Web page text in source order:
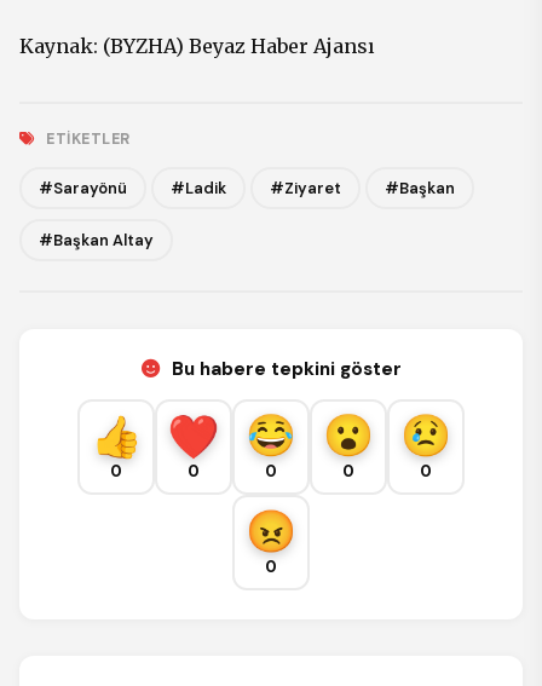
Kaynak: (BYZHA) Beyaz Haber Ajansı
ETIKETLER
#Sarayönü #Ladik #Ziyaret #Başkan
#Başkan Altay
Bu habere tepkini göster
0 0 0 0 0
0